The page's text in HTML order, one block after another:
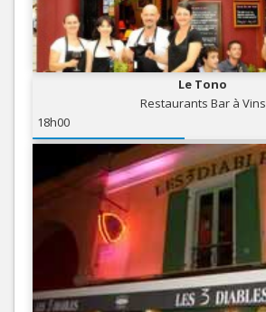
Le Tono
Restaurants Bar à Vins
18h00